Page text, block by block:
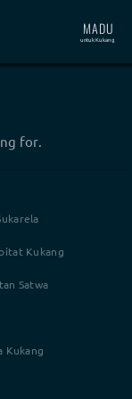
MADU
untuk Kukang
for.
Kukang
Satwa
Kukang